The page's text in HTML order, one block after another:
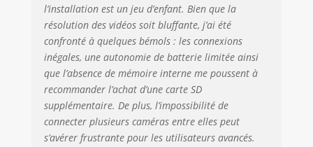
précise jamais
conçue. Optimisée
pour des photos
de 23 MP et une
résolution vidéo de
5.3K à 60 ips,
HERO10 offre une
fréquence d’image
multipliée par
l’installation est un jeu d’enfant. Bien que la
résolution des vidéos soit bluffante, j’ai été
confronté à quelques bémols : les connexions
inégales, une autonomie de batterie limitée ainsi
que l’absence de mémoire interne me poussent à
recommander l’achat d’une carte SD
supplémentaire. De plus, l’impossibilité de
connecter plusieurs caméras entre elles peut
s’avérer frustrante pour les utilisateurs avancés.